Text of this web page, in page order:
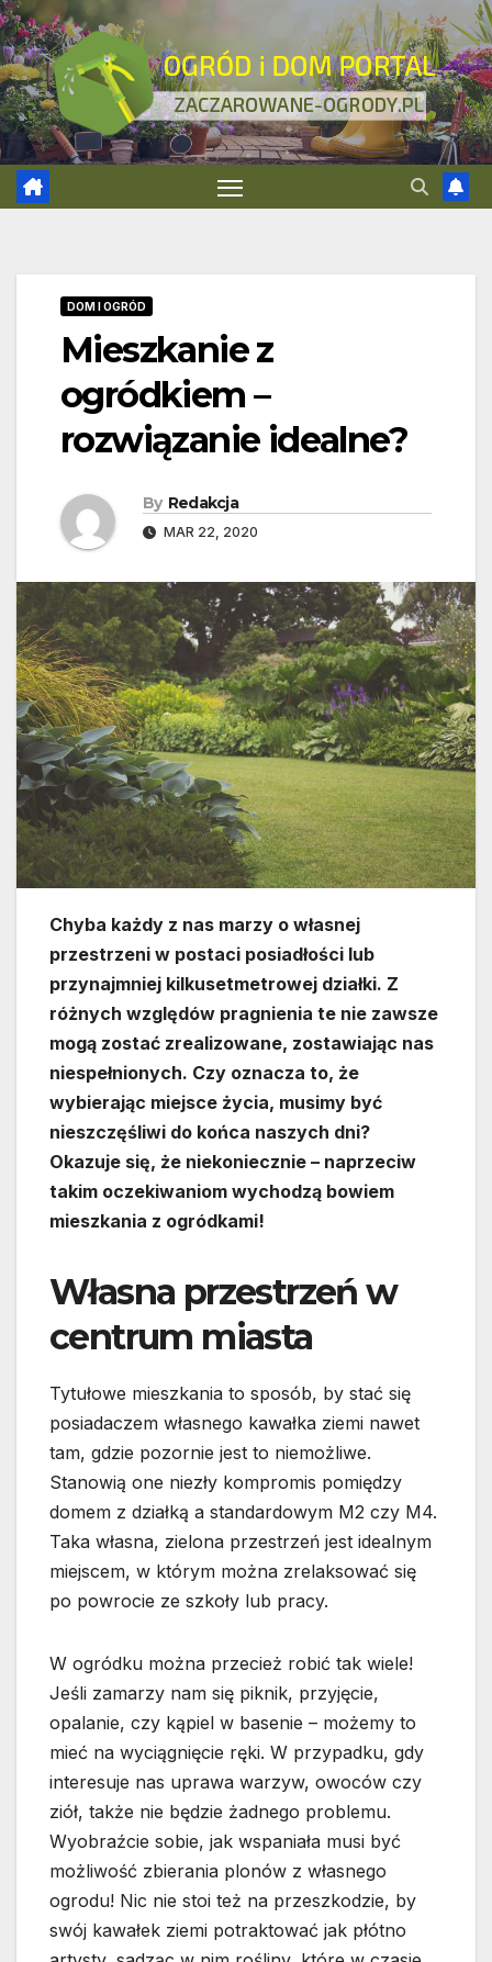
Skip
to
content
DOM I OGRÓD
Mieszkanie z
ogródkiem –
rozwiązanie idealne?
By Redakcja
MAR 22, 2020
Chyba każdy z nas marzy o własnej
przestrzeni w postaci posiadłości lub
przynajmniej kilkusetmetrowej działki. Z
różnych względów pragnienia te nie zawsze
mogą zostać zrealizowane, zostawiając nas
niespełnionych. Czy oznacza to, że
wybierając miejsce życia, musimy być
nieszczęśliwi do końca naszych dni?
Okazuje się, że niekoniecznie – naprzeciw
takim oczekiwaniom wychodzą bowiem
mieszkania z ogródkami!
Własna przestrzeń w
centrum miasta
Tytułowe mieszkania to sposób, by stać się
posiadaczem własnego kawałka ziemi nawet
tam, gdzie pozornie jest to niemożliwe.
Stanowią one niezły kompromis pomiędzy
domem z działką a standardowym M2 czy M4.
Taka własna, zielona przestrzeń jest idealnym
miejscem, w którym można zrelaksować się
po powrocie ze szkoły lub pracy.
W ogródku można przecież robić tak wiele!
Jeśli zamarzy nam się piknik, przyjęcie,
opalanie, czy kąpiel w basenie – możemy to
mieć na wyciągnięcie ręki. W przypadku, gdy
interesuje nas uprawa warzyw, owoców czy
ziół, także nie będzie żadnego problemu.
Wyobraźcie sobie, jak wspaniała musi być
możliwość zbierania plonów z własnego
ogrodu! Nic nie stoi też na przeszkodzie, by
swój kawałek ziemi potraktować jak płótno